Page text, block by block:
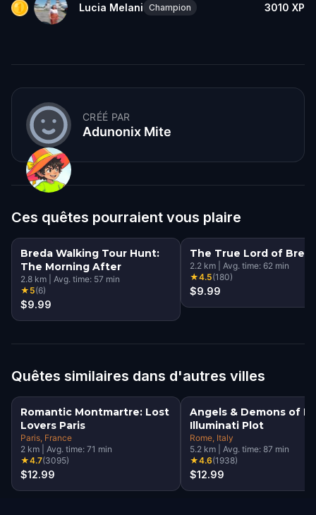
Lucia Melani Champion 3010 XP
CRÉÉ PAR
Adunonix Mite
Ces quêtes pourraient vous plaire
Breda Walking Tour Hunt:
The Morning After
2.8 km Avg. time: 57 min
★ 5(6)
$9.99
The True Lord of
2.2 km Avg. time: 62 min
★4.5(180)
$9.99
Quêtes similaires dans d'autres villes
Romantic Montmartre: Lost
Lovers Paris
Paris , France
2 km Avg. time: 71 min
★4.7(3095)
$12.99
Angels & Demons of
Illuminati Plot
Rome , Italy
5.2 km Avg. time: 87 min
★4.6(1938)
$12.99